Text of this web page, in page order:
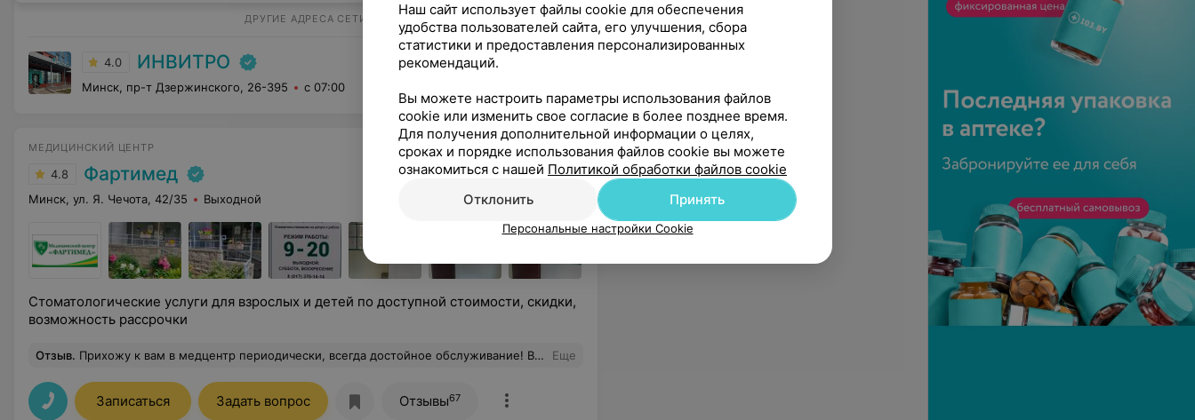
ДРУГИЕ АДРЕСА СЕТИ
4.0 ИНВИТРО
Минск, пр-т Дзержинского, 26-395 с 07:00
МЕДИЦИНСКИЙ ЦЕНТР
4.8 Фартимед
Минск, ул. Я. Чечота, 42/35 Выходной
Стоматологические услуги для взрослых и детей по доступной стоимости, скидки,
возможность рассрочки
Отзыв. Прихожу к вам в медцентр периодически, всегда достойное обслуживание! Все культурные и вежливые, всегда помогут, все подробно объяснят. Для меня это действительно очень важно. Спасибо! Еще
Записаться Задать вопрос Отзывы67
Наш сайт использует файлы cookie для обеспечения
удобства пользователей сайта, его улучшения, сбора
статистики и предоставления персонализированных
рекомендаций.
Вы можете настроить параметры использования файлов
cookie или изменить свое согласие в более позднее время.
Для получения дополнительной информации о целях,
сроках и порядке использования файлов cookie вы можете
ознакомиться с нашей Политикой обработки файлов cookie
Отклонить
Принять
Персональные настройки Cookie